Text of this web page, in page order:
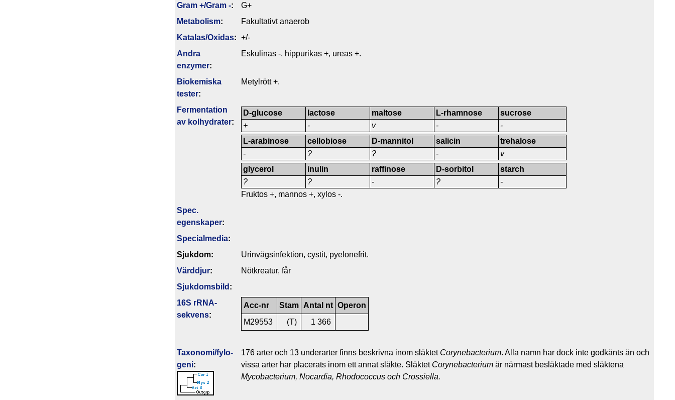
Gram +/Gram -:
G+
Metabolism:
Fakultativt anaerob
Katalas/Oxidas: +/-
Andra
enzymer:
Eskulinas -, hippurikas +, ureas +.
Biokemiska
tester:
Metylrött +.
Fermentation
av kolhydrater:
D-glucose
+
lactose
-
maltose
v
L-rhamnose
-
sucrose
-
L-arabinose
-
cellobiose
?
D-mannitol
?
salicin
-
trehalose
v
glycerol
?
inulin
?
raffinose
-
D-sorbitol
?
starch
-
Fruktos +, mannos +, xylos -.
Spec.
egenskaper:
Specialmedia:
Sjukdom:
Urinvägsinfektion, cystit, pyelonefrit.
Värddjur:
Nötkreatur, får
Sjukdomsbild :
16S rRNA-
sekvens:
Acc-nr Stam Antal nt Operon
M29553
(T) 1 366
Taxonomi/fylo­
geni:
176 arter och 13 underarter finns beskrivna inom släktet Corynebacterium. Alla namn har dock inte godkänts än och
vissa arter har placerats inom ett annat släkte. Släktet Corynebacterium är närmast besläktade med släktena
Mycobacterium, Nocardia, Rhodococcus och Crossiella.